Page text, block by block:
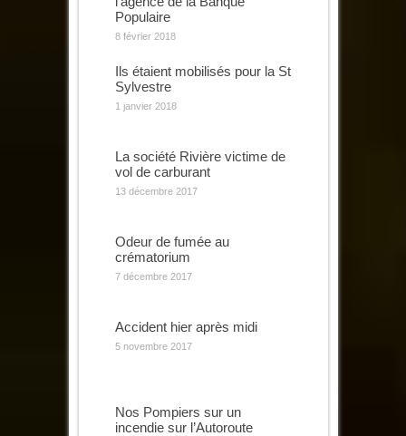
Populaire
8 février 2018
Ils étaient mobilisés pour la St
Sylvestre
1 janvier 2018
La société Rivière victime de
vol de carburant
13 décembre 2017
Odeur de fumée au
crématorium
7 décembre 2017
Accident hier après midi
5 novembre 2017
Nos Pompiers sur un
incendie sur l’Autoroute